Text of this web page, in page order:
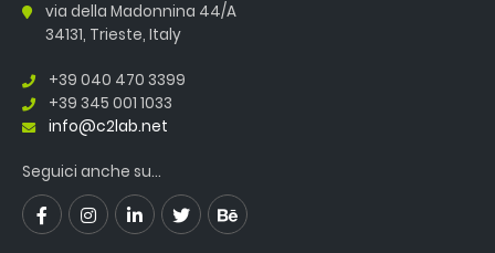
via della Madonnina 44/A
34131, Trieste, Italy
+39 040 470 3399
+39 345 001 1033
info@c2lab.net
Seguici anche su...